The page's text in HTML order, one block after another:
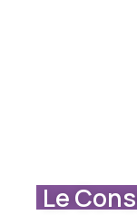
Le